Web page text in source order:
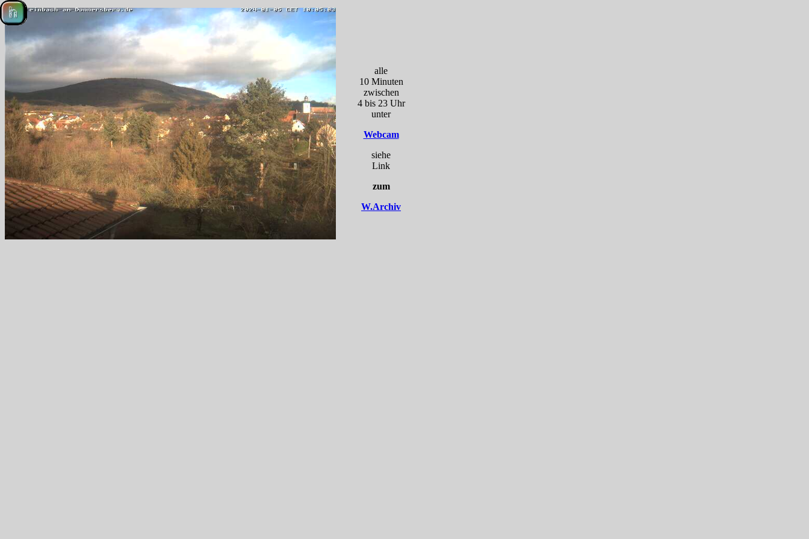
alle
10 Minuten
zwischen
4 bis 23 Uhr
unter
Webcam
siehe
Link
zum
W.Archiv